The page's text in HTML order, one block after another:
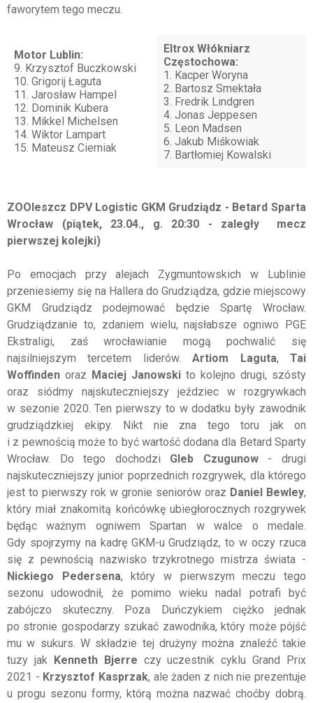
faworytem tego meczu.
Motor Lublin:
9. Krzysztof Buczkowski
10. Grigorij Łaguta
11. Jarosław Hampel
12. Dominik Kubera
13. Mikkel Michelsen
14. Wiktor Lampart
15. Mateusz Cierniak
Eltrox Włókniarz
Częstochowa:
1. Kacper Woryna
2. Bartosz Smektała
3. Fredrik Lindgren
4. Jonas Jeppesen
5. Leon Madsen
6. Jakub Miśkowiak
7. Bartłomiej Kowalski
ZOOleszcz DPV Logistic GKM Grudziądz - Betard Sparta
Wrocław (piątek, 23.04., g. 20:30 - zaległy mecz
pierwszej kolejki)
Po emocjach przy alejach Zygmuntowskich w Lublinie
przeniesiemy się na Hallera do Grudziądza, gdzie miejscowy
GKM Grudziądz podejmować będzie Spartę Wrocław.
Grudziądzanie to, zdaniem wielu, najsłabsze ogniwo PGE
Ekstraligi, zaś wrocławianie mogą pochwalić się
najsilniejszym tercetem liderów.Artiom Laguta,Tai
Woffinden oraz Maciej Janowski to kolejno drugi, szósty
oraz siódmy najskuteczniejszy jeździec w rozgrywkach
w sezonie 2020. Ten pierwszy to w dodatku były zawodnik
grudziądzkiej ekipy. Nikt nie zna tego toru jak on
i z pewnością może to być wartość dodana dla Betard Sparty
Wrocław. Do tego dochodzi Gleb Czugunow - drugi
najskuteczniejszy junior poprzednich rozgrywek, dla którego
jest to pierwszy rok w gronie seniorów oraz Daniel Bewley,
który miał znakomitą końcówkę ubiegłorocznych rozgrywek
będąc ważnym ogniwem Spartan w walce o medale.
Gdy spojrzymy na kadrę GKM-u Grudziądz, to w oczy rzuca
się z pewnością nazwisko trzykrotnego mistrza świata -
Nickiego Pedersena, który w pierwszym meczu tego
sezonu udowodnił, że pomimo wieku nadal potrafi być
zabójczo skuteczny. Poza Duńczykiem ciężko jednak
po stronie gospodarzy szukać zawodnika, który może pójść
mu w sukurs. W składzie tej drużyny można znaleźć takie
tuzy jak Kenneth Bjerre czy uczestnik cyklu Grand Prix
2021 - Krzysztof Kasprzak, ale żaden z nich nie prezentuje
u progu sezonu formy, którą można nazwać choćby dobrą.